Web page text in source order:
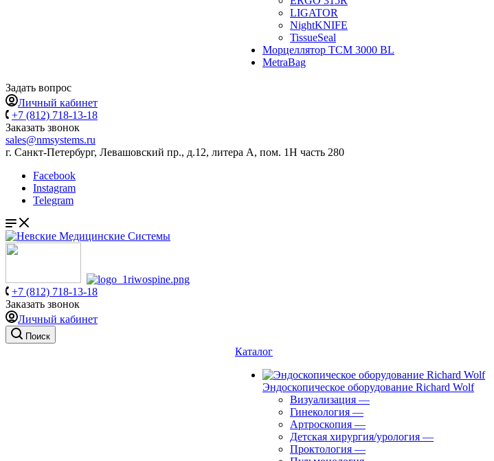
LIGATOR
NightKNIFE
TissueSeal
Морцеллятор ТСМ 3000 BL
MetraBag
Задать вопрос
Личный кабинет
+7 (812) 718-13-18
Заказать звонок
sales@nmsystems.ru
г. Санкт-Петербург, Левашовский пр., д.12, литера А, пом. 1Н часть 280
Facebook
Instagram
Telegram
+7 (812) 718-13-18
Заказать звонок
Личный кабинет
Поиск
Каталог
Эндоскопическое оборудование Richard Wolf
Визуализация —
Гинекология —
Артроскопия —
Детская хирургия/урология —
Проктология —